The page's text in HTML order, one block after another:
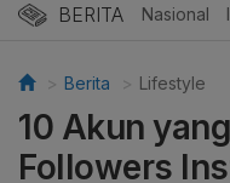
BERITA Nasional
Berita Lifestyle
10 Akun
Followers